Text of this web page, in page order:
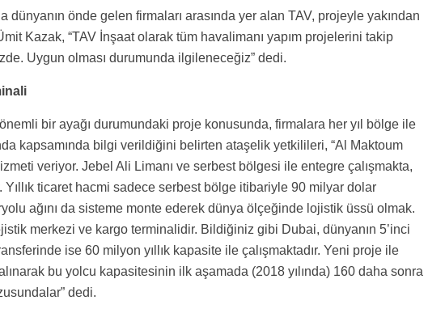
dünyanın önde gelen firmaları arasında yer alan TAV, projeyle yakından
Kazak, “TAV İnşaat olarak tüm havalimanı yapım projelerini takip
Uygun olması durumunda ilgileneceğiz” dedi.
bir ayağı durumundaki proje konusunda, firmalara her yıl bölge ile
kapsamında bilgi verildiğini belirten ataşelik yetkilileri, “Al Maktoum
veriyor. Jebel Ali Limanı ve serbest bölgesi ile entegre çalışmakta,
Yıllık ticaret hacmi sadece serbest bölge itibariyle 90 milyar dolar
ağını da sisteme monte ederek dünya ölçeğinde lojistik üssü olmak.
merkezi ve kargo terminalidir. Bildiğiniz gibi Dubai, dünyanın 5’inci
ise 60 milyon yıllık kapasite ile çalışmaktadır. Yeni proje ile
bu yolcu kapasitesinin ilk aşamada (2018 yılında) 160 daha sonra
dedi.